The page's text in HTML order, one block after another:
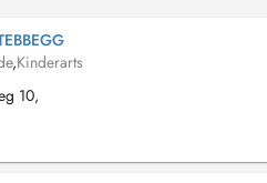
,Kinderarts
10,